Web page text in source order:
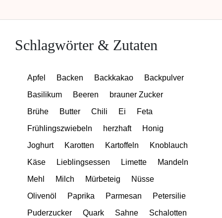
Schlagwörter & Zutaten
Apfel Backen Backkakao
Backpulver
Basilikum
Beeren
brauner Zucker
Brühe
Butter Chili Ei
Feta
Frühlingszwiebeln
herzhaft
Honig
Joghurt
Karotten Kartoffeln
Knoblauch
Käse
Lieblingsessen Limette
Mandeln
Mehl
Milch Mürbeteig
Nüsse
Olivenöl
Paprika Parmesan
Petersilie
Puderzucker
Quark Sahne Schalotten